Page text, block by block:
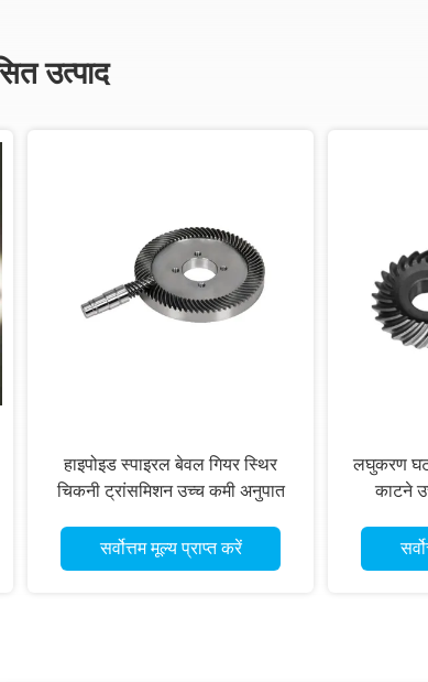
उत्पाद
हाइपोइड स्पाइरल बेवल गियर स्थिर
चिकनी ट्रांसमिशन उच्च कमी अनुपात
सर्वोत्तम मूल्य प्राप्त करें
लघुकरण
काटने